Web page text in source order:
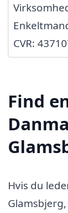
CVR:
Find
Hvis du